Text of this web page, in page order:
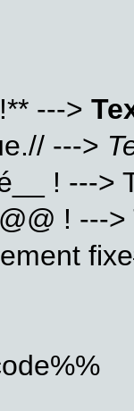
--->
--->
! --->
! ---